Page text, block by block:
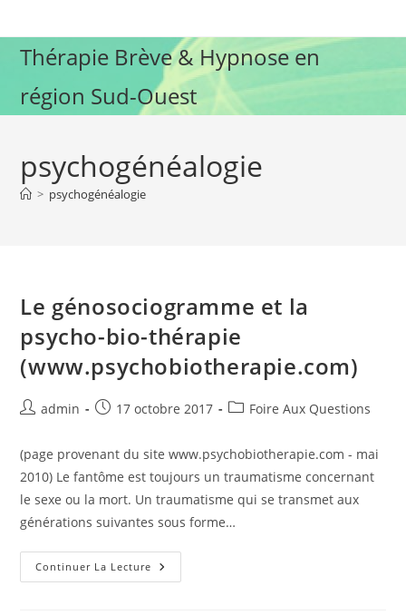
to
contentThérapie Brève & Hypnose en
région Sud-Ouest
psychogénéalogie
> psychogénéalogie
Le génosociogramme et la
psycho-bio-thérapie
(www.psychobiotherapie.com)
Auteur/autrice
la
publication :
admin
Publication
17 octobre 2017
PostFoire Aux Questions
(page provenant du site www.psychobiotherapie.com - mai
2010) Le fantôme est toujours un traumatisme concernant
le sexe ou la mort. Un traumatisme qui se transmet aux
générations suivantes sous forme…
Continuer La Lecture Le
Génosociogramme